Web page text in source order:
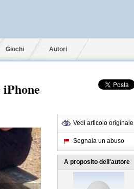
Giochi Autori
Vedi articolo originale
Segnala un abuso
A proposito dell'autore